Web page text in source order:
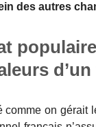
des autres
comme on